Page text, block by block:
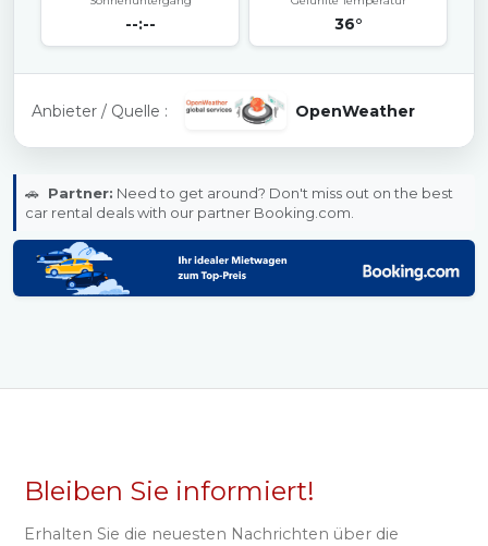
--:-- 36°
Anbieter / Quelle : OpenWeather
🚗 Partner: Need to get around? Don't miss out on the best
car rental deals with our partner Booking.com.
Bleiben Sie informiert!
Erhalten Sie die neuesten Nachrichten über die